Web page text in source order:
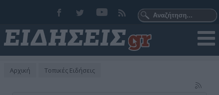
Αρχική Τοπικές Ειδήσεις